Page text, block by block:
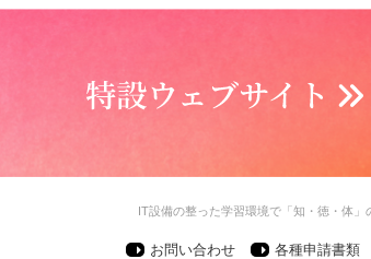
IT設備の整った学習環境で「知・徳・体
お問い合わせ 各種申請書類